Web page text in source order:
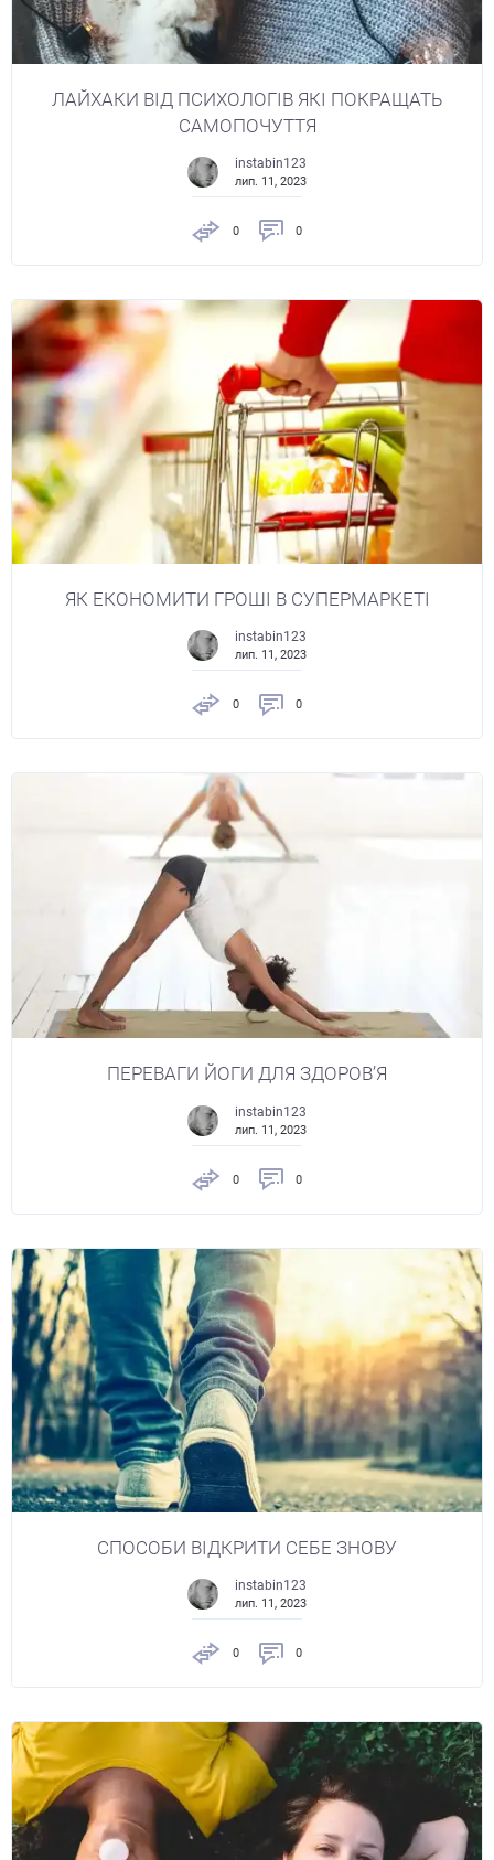
ЛАЙХАКИ ВІД ПСИХОЛОГІВ ЯКІ ПОКРАЩАТЬ
САМОПОЧУТТЯ
instabin123
лип. 11, 2023
0 0
ЯК ЕКОНОМИТИ ГРОШІ В СУПЕРМАРКЕТІ
instabin123
лип. 11, 2023
0 0
ПЕРЕВАГИ ЙОГИ ДЛЯ ЗДОРОВ’Я
instabin123
лип. 11, 2023
0 0
СПОСОБИ ВІДКРИТИ СЕБЕ ЗНОВУ
instabin123
лип. 11, 2023
0 0